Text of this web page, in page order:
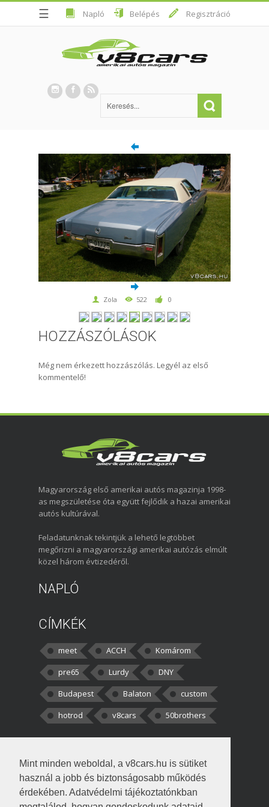
Mint minden weboldal, a v8cars.hu is sütiket
használ a jobb és biztonságosabb működés
érdekében. Adatvédelmi tájékoztatónkban
☰ Napló Belépés Regisztráció
Zola 522 0
HOZZÁSZÓLÁSOK
Még nem érkezett hozzászólás. Legyél az első
kommentelő!
Magyarország első amerikai autós magazinja 1998-
as megszületése óta együtt fejlődik a hazai amerikai
autós kultúrával.
Feladatunknak tekintjük a lehető legtöbbet
megőrizni a magyarországi amerikai autózás elmúlt
közel három évtizedéről.
NAPLÓ
CÍMKÉK
meet ACCH
Komárom
pre65
Lurdy
DNY
Budapest
Balaton
custom
hotrod
v8cars 50brothers
kortisz:Elszúrtam! Én csak két
darabbaal számoltam. Nem tudtam, hogy fél autót,